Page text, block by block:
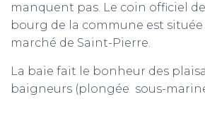
manquent pas. Le coin officiel
bourg de la commune est située
marché de Saint-Pierre.
La baie fait le bonheur des
baigneurs (plongée sous-